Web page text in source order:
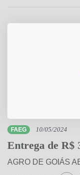
FAEG 10/05/2024
Entrega de R$
AGRO DE GOIÁS